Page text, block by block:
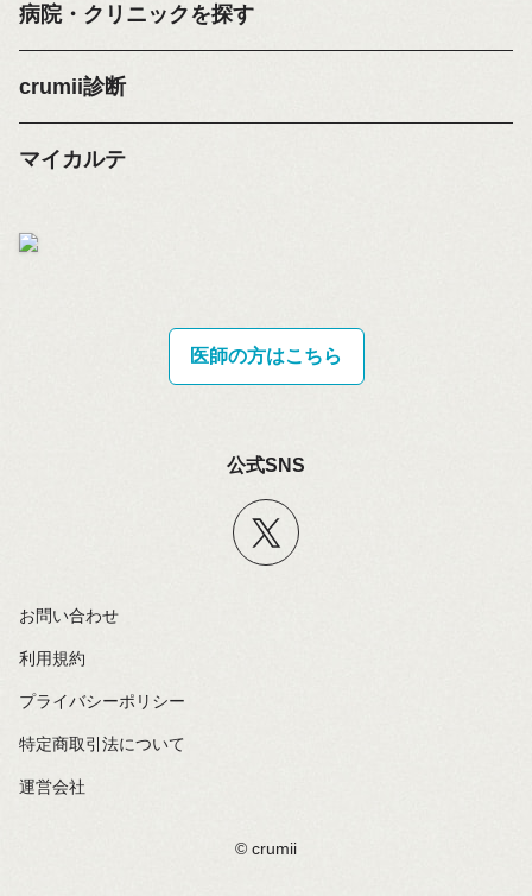
病院・クリニックを探す
crumii診断
マイカルテ
医師の方はこちら
公式SNS
お問い合わせ
利用規約
プライバシーポリシー
特定商取引法について
運営会社
©️ crumii